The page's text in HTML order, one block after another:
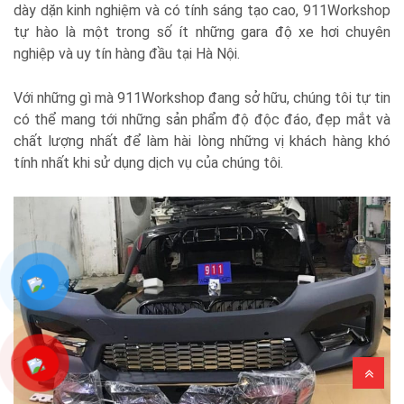
dày dặn kinh nghiệm và có tính sáng tạo cao, 911Workshop
tự hào là một trong số ít những gara độ xe hơi chuyên
nghiệp và uy tín hàng đầu tại Hà Nội.
Với những gì mà 911Workshop đang sở hữu, chúng tôi tự tin
có thể mang tới những sản phẩm độ độc đáo, đẹp mắt và
chất lượng nhất để làm hài lòng những vị khách hàng khó
tính nhất khi sử dụng dịch vụ của chúng tôi.